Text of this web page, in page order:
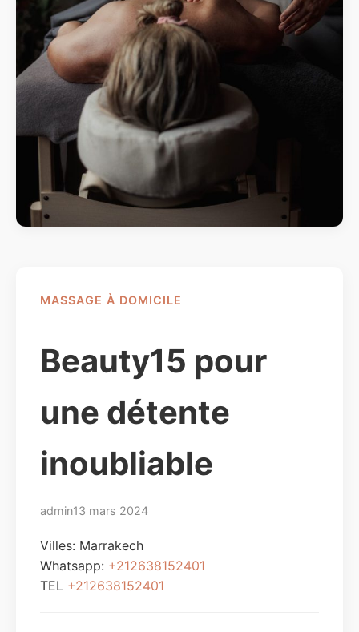
MASSAGE À DOMICILE
Beauty15 pour
une détente
inoubliable
admin13 mars 2024
Villes: Marrakech
Whatsapp: +212638152401
TEL +212638152401